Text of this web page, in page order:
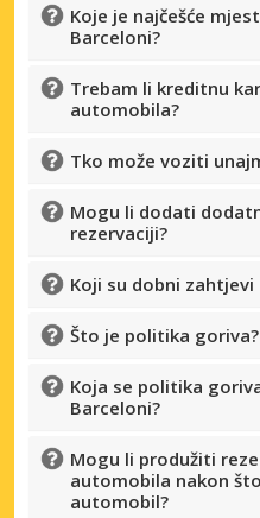
Koje je najčešće
Barceloni?
Trebam li kreditnu
automobila?
Tko može voziti
Mogu li dodati
rezervaciji?
Koji su dobni zahtjevi
Što je politika goriva?
Koja se politika
Barceloni?
Mogu li produžiti
automobila nakon
automobil?